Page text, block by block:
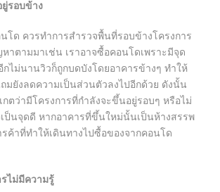
ยู่รอบข้าง
โด ควรทำการสำรวจพื้นที่รอบข้างโครงการ
หาตามมาเช่น เราอาจซื้อคอนโดเพราะมีจุด
ไม่นานวิวก็ถูกบดบังโดยอาคารข้างๆ ทำให้
มยังลดความเป็นส่วนตัวลงไปอีกด้วย ดังนั้น
กตว่ามีโครงการที่กำลังจะขึ้นอยู่รอบๆ หรือไม่
ป็นจุดดี หากอาคารที่ขึ้นใหม่นั้นเป็นห้างสรรพ
ค้าที่ทำให้เดินทางไปซื้อของจากคอนโด
รไม่มีความรู้